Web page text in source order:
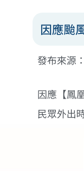
因應颱
發布來源
因應【鳳
民眾外出